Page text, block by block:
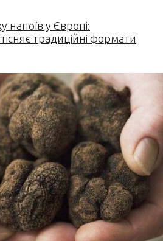
напоїв у Європі:
традиційні формати